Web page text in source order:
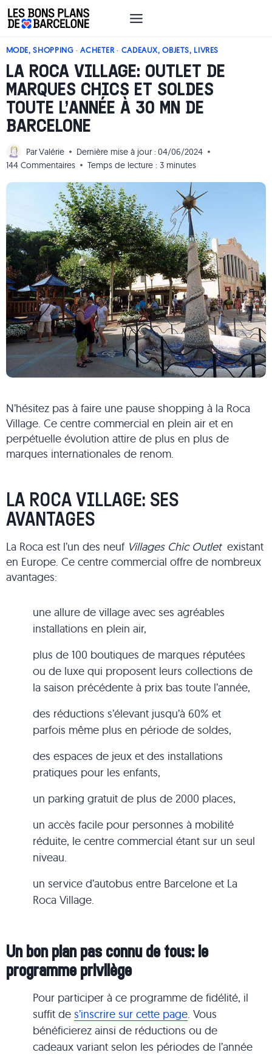
Aller
au
MODE, SHOPPING ·ACHETER · CADEAUX, OBJETS, LIVRES
LA ROCA VILLAGE: OUTLET DE
MARQUES CHICS ET SOLDES
TOUTE L’ANNÉE À 30 MN DE
BARCELONE
ParValérie Dernière mise à jour : 04/06/2024
144 Commentaires
Temps de lecture : 3 minutes
N’hésitez pas à faire une pause shopping à la Roca
Village. Ce centre commercial en plein air et en
perpétuelle évolution attire de plus en plus de
marques internationales de renom.
LA ROCA VILLAGE: SES
AVANTAGES
La Roca est l’un des neuf Villages Chic Outlet existant
en Europe. Ce centre commercial offre de nombreux
avantages:
une allure de village avec ses agréables
installations en plein air,
plus de 100 boutiques de marques réputées
ou de luxe qui proposent leurs collections de
la saison précédente à prix bas toute l’année,
des réductions s’élevant jusqu’à 60% et
parfois même plus en période de soldes,
des espaces de jeux et des installations
pratiques pour les enfants,
un parking gratuit de plus de 2000 places,
un accès facile pour personnes à mobilité
réduite, le centre commercial étant sur un seul
niveau.
un service d’autobus entre Barcelone et La
Roca Village.
Un bon plan pas connu de tous: le
programme privilège
Pour participer à ce programme de fidélité, il
suffit des’inscrire sur cette page. Vous
bénéficierez ainsi de réductions ou de
cadeaux variant selon les périodes de l’année